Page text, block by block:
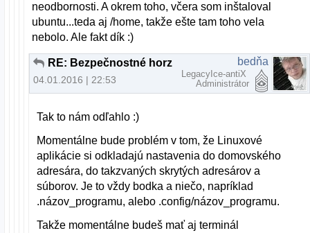
neodbornosti. A okrem toho, včera som inštaloval
ubuntu...teda aj /home, takže ešte tam toho vela
nebolo. Ale fakt dík :)
04.01.2016 | 22:53
bedňa
LegacyIce-antiX
Administrátor
Tak to nám odľahlo :)
Momentálne bude problém v tom, že Linuxové
aplikácie si odkladajú nastavenia do domovského
adresára, do takzvaných skrytých adresárov a
súborov. Je to vždy bodka a niečo, napríklad
.názov_programu, alebo .config/názov_programu.
Takže momentálne budeš mať aj terminál